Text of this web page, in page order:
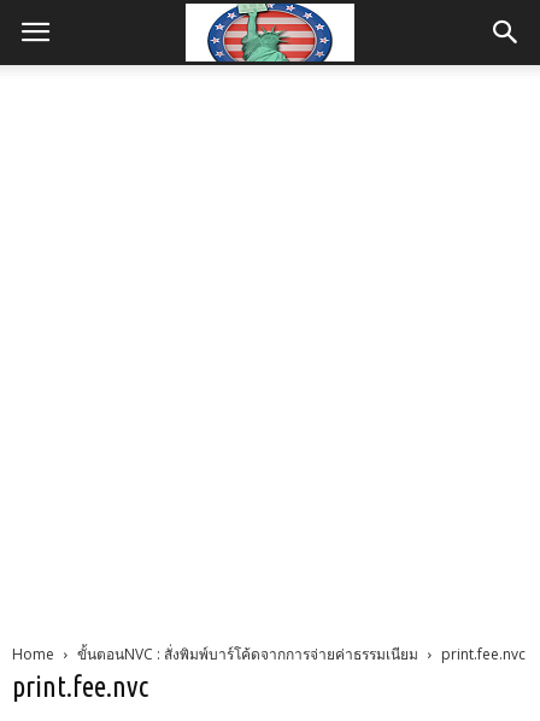
Home ขั้นตอนNVC : สั่งพิมพ์บาร์โค้ดจากการจ่ายค่าธรรมเนียม print.fee.nvc
print.fee.nvc